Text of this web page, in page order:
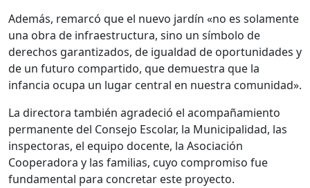
Además, remarcó que el nuevo jardín «no es solamente
una obra de infraestructura, sino un símbolo de
derechos garantizados, de igualdad de oportunidades y
de un futuro compartido, que demuestra que la
infancia ocupa un lugar central en nuestra comunidad».
La directora también agradeció el acompañamiento
permanente del Consejo Escolar, la Municipalidad, las
inspectoras, el equipo docente, la Asociación
Cooperadora y las familias, cuyo compromiso fue
fundamental para concretar este proyecto.